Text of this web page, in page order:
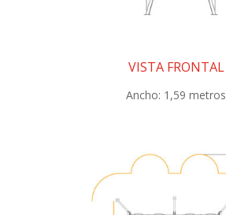
VISTA FRONTAL
Ancho: 1,59 metros